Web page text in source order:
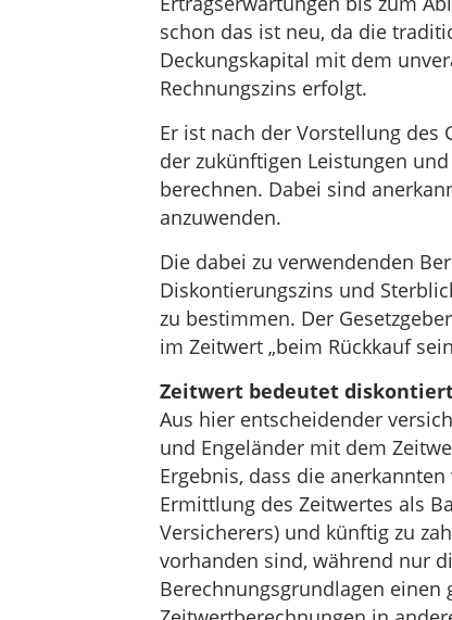
schon das ist neu, da die
Deckungskapital mit dem
Rechnungszins erfolgt.
Er ist nach der Vorstellung des
der zukünftigen Leistungen
berechnen. Dabei sind
anzuwenden.
Die dabei zu verwendenden
Diskontierungszins und
zu bestimmen. Der
im Zeitwert „beim Rückkauf
Zeitwert bedeutet
Aus hier entscheidender
und Engeländer mit dem
Ergebnis, dass die
Ermittlung des Zeitwertes als
Versicherers) und künftig zu
vorhanden sind, während nur
Berechnungsgrundlagen einen